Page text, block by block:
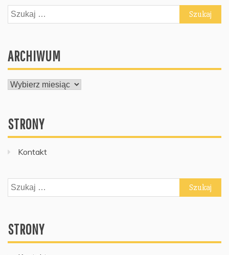
Szukaj:
ARCHIWUM
ARCHIWUM
STRONY
Kontakt
Szukaj:
STRONY